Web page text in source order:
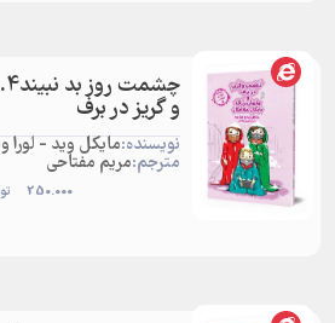
و گریز در برف
نویسنده:مایکل وید - لورا
مترجم:مریم مفتاحی
250.000